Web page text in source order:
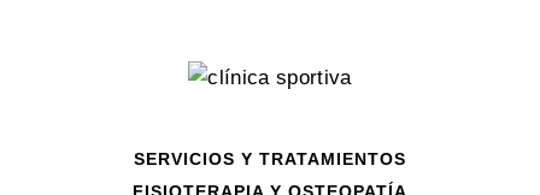
SERVICIOS Y TRATAMIENTOS